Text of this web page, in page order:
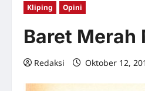
Kliping Opini
Baret Merah
Redaksi Oktober 12,